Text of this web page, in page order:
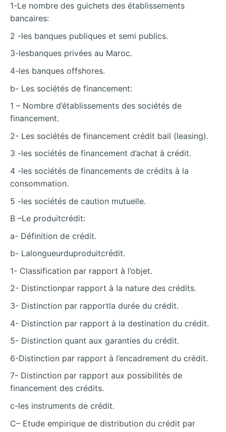
1-Le nombre des guichets des établissements
bancaires:
2 -les banques publiques et semi publics.
3-lesbanques privées au Maroc.
4-les banques offshores.
b- Les sociétés de financement:
1 – Nombre d’établissements des sociétés de
financement.
2- Les sociétés de financement crédit bail (leasing).
3 -les sociétés de financement d’achat à crédit.
4 -les sociétés de financements de crédits à la
consommation.
5 -les sociétés de caution mutuelle.
B –Le produitcrédit:
a- Définition de crédit.
b- Lalongueurduproduitcrédit.
1- Classification par rapport à l’objet.
2- Distinctionpar rapport à la nature des crédits.
3- Distinction par rapportla durée du crédit.
4- Distinction par rapport à la destination du crédit.
5- Distinction quant aux garanties du crédit.
6-Distinction par rapport à l’encadrement du crédit.
7- Distinction par rapport aux possibilités de
financement des crédits.
c-les instruments de crédit.
C– Etude empirique de distribution du crédit par